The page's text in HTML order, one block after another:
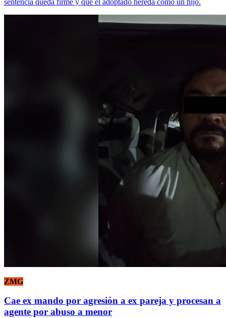
ZMG
Cae ex mando por agresión a ex pareja y procesan a
agente por abuso a menor